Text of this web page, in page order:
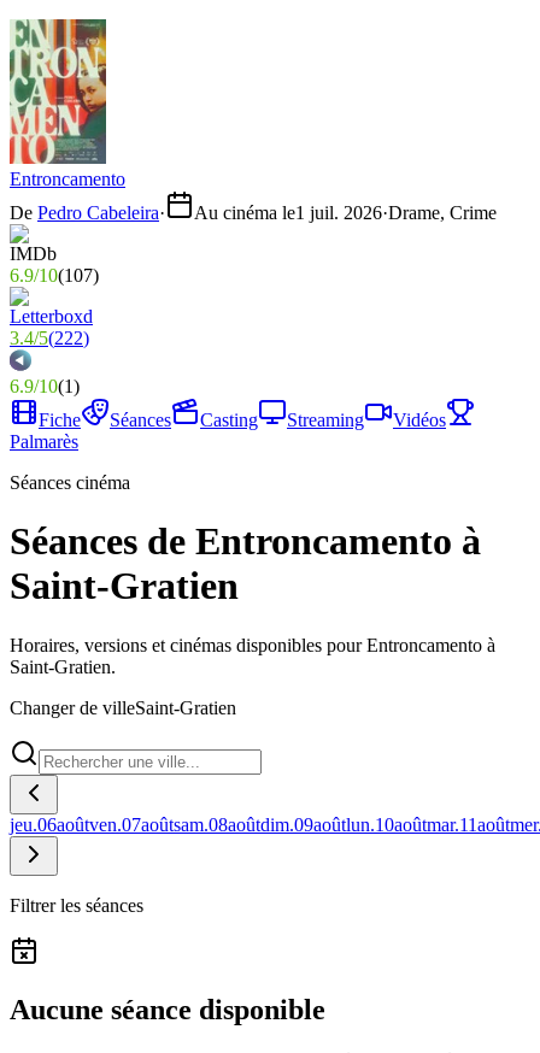
Entroncamento
De Pedro Cabeleira· Au cinéma le1 juil. 2026·Drame, Crime
6.9/10(107)
3.4/5(222)
6.9/10(1)
Fiche
Séances Casting Streaming
Vidéos
Palmarès
Séances cinéma
Séances de Entroncamento à
Saint-Gratien
Horaires, versions et cinémas disponibles pour Entroncamento à
Saint-Gratien.
Changer de villeSaint-Gratien
jeu.06aoûtven.07aoûtsam.08aoûtdim.09aoûtlun.10aoûtmar.11août
Filtrer les séances
Aucune séance disponible